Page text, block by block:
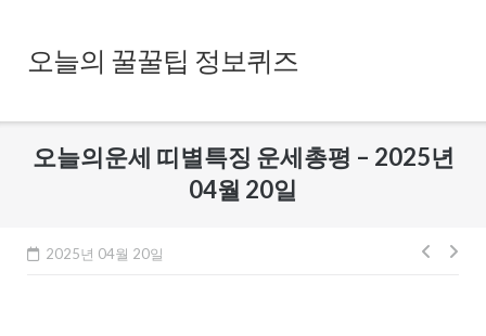
content오늘의 꿀꿀팁 정보퀴즈
오늘의운세 띠별특징 운세총평 – 2025년
04월 20일
2025년 04월 20일
글